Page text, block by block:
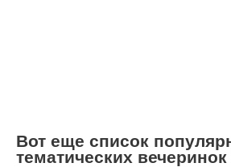
Вот еще список
тематических вечеринок